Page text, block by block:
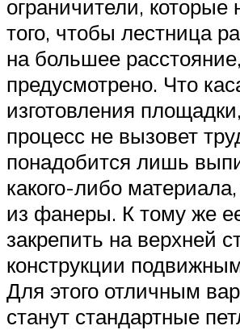
ограничители, которые
того, чтобы лестница
на большее
предусмотрено. Что
изготовления
процесс не вызовет
понадобится лишь
какого-либо
из фанеры. К тому же
закрепить на верхней
конструкции
Для этого отличным
станут стандартные